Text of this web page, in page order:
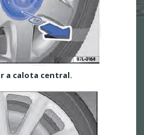
a calota central.